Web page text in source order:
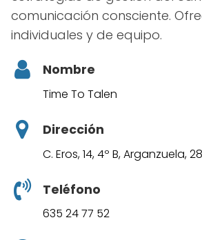
comunicación consciente.
individuales y de equipo.
Nombre
Time To Talen
Dirección
C. Eros, 14, 4º B, Arganzuela,
Teléfono
635 24 77 52